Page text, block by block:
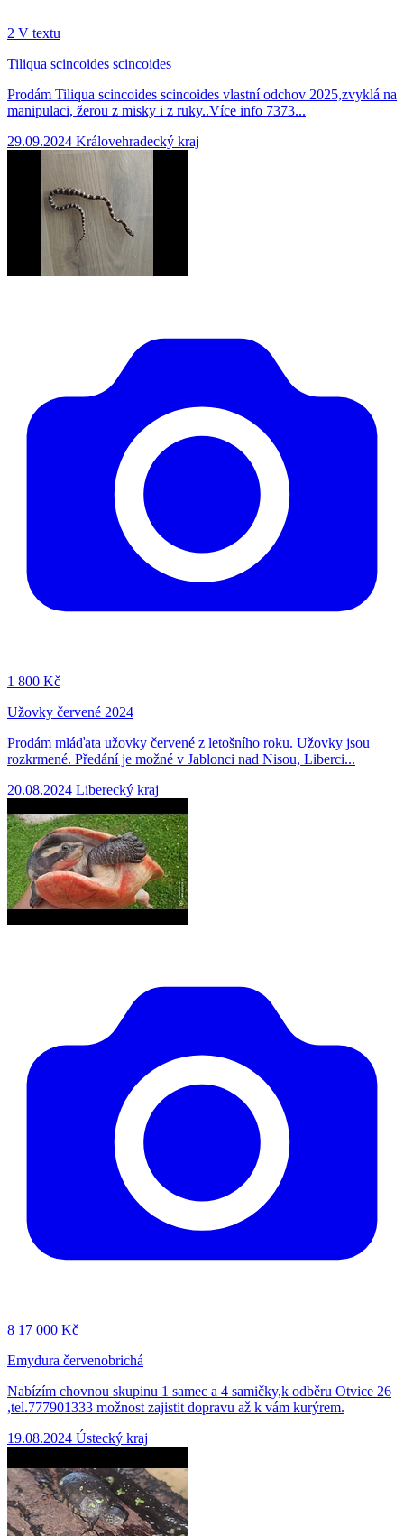
2 V textu
Tiliqua scincoides scincoides
Prodám Tiliqua scincoides scincoides vlastní odchov 2025,zvyklá na
manipulaci, žerou z misky i z ruky..Více info 7373...
29.09.2024 Královehradecký kraj
1 800 Kč
Užovky červené 2024
Prodám mláďata užovky červené z letošního roku. Užovky jsou
rozkrmené. Předání je možné v Jablonci nad Nisou, Liberci...
20.08.2024 Liberecký kraj
8 17 000 Kč
Emydura červenobrichá
Nabízím chovnou skupinu 1 samec a 4 samičky,k odběru Otvice 26
,tel.777901333 možnost zajistit dopravu až k vám kurýrem.
19.08.2024 Ústecký kraj